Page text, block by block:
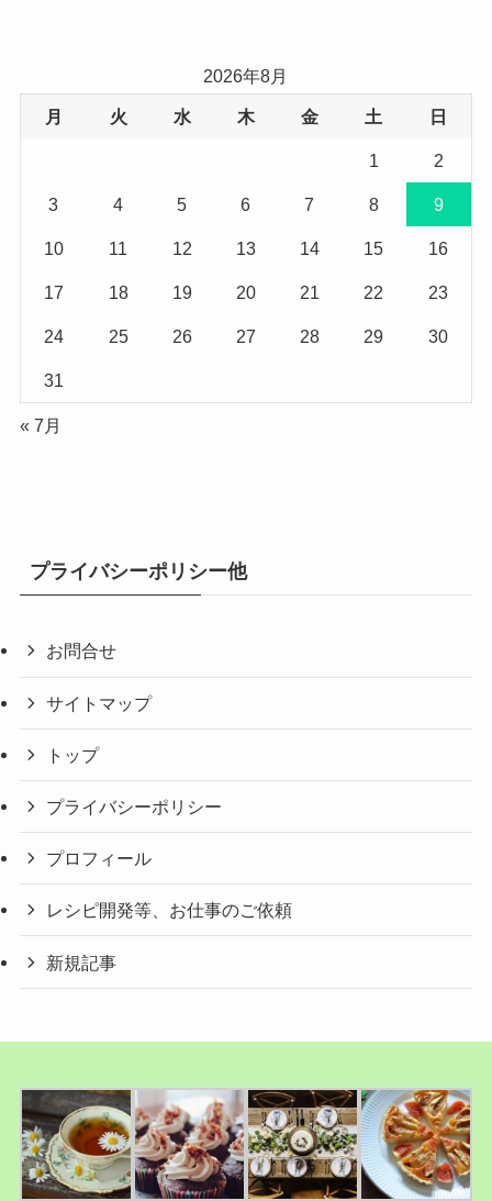
2026年8月
月 火 水 木 金 土 日
1 2
3 4 5 6 7 8 9
10 11 12 13 14 15 16
17 18 19 20 21 22 23
24 25 26 27 28 29 30
31
« 7月
プライバシーポリシー他
お問合せ
サイトマップ
トップ
プライバシーポリシー
プロフィール
レシピ開発等、お仕事のご依頼
新規記事